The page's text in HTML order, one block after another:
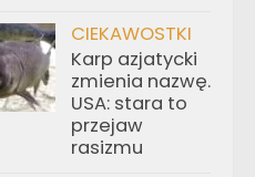
CIEKAWOSTKI
Karp azjatycki
zmienia nazwę.
USA: stara to
przejaw
rasizmu